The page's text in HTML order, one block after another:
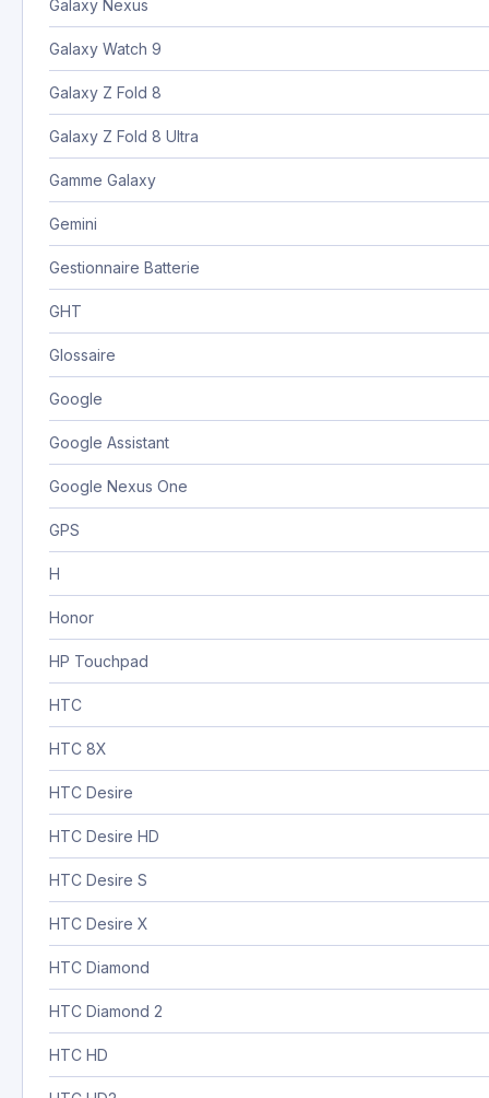
Galaxy Nexus
Galaxy Watch 9
Galaxy Z Fold 8
Galaxy Z Fold 8 Ultra
Gamme Galaxy
Gemini
Gestionnaire Batterie
GHT
Glossaire
Google
Google Assistant
Google Nexus One
GPS
H
Honor
HP Touchpad
HTC
HTC 8X
HTC Desire
HTC Desire HD
HTC Desire S
HTC Desire X
HTC Diamond
HTC Diamond 2
HTC HD